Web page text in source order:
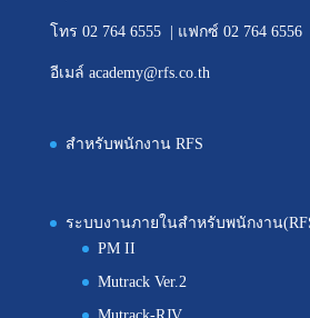
โทร 02 764 6555 | แฟกซ์ 02 764 6556
อีเมล์ academy@rfs.co.th
สำหรับพนักงาน RFS
ระบบงานภายในสำหรับพนักงาน
PM II
Mutrack Ver.2